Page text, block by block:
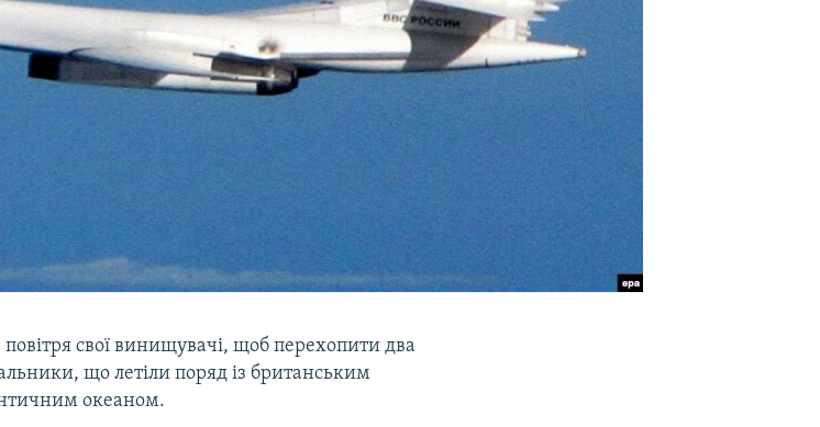
свої винищувачі, щоб перехопити два
що летіли поряд із британським
океаном.